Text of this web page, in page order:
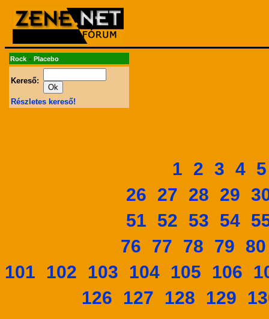
Rock - Placebo
Kereső:
Részletes kereső!
1 2 3 4 5
26 27 28 29
51 52 53 54
76 77 78 79 80
101 102 103 104 105 106
126 127 128 129